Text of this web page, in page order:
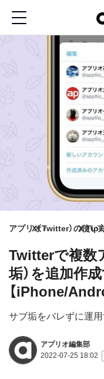
テ
アプリオX（Twitter）の使い
X Tips
Twitterで複数
垢）を追加作
【iPhone/
サブ垢をバレずに運用
アプリオ編集部
2022-07-25 18:02